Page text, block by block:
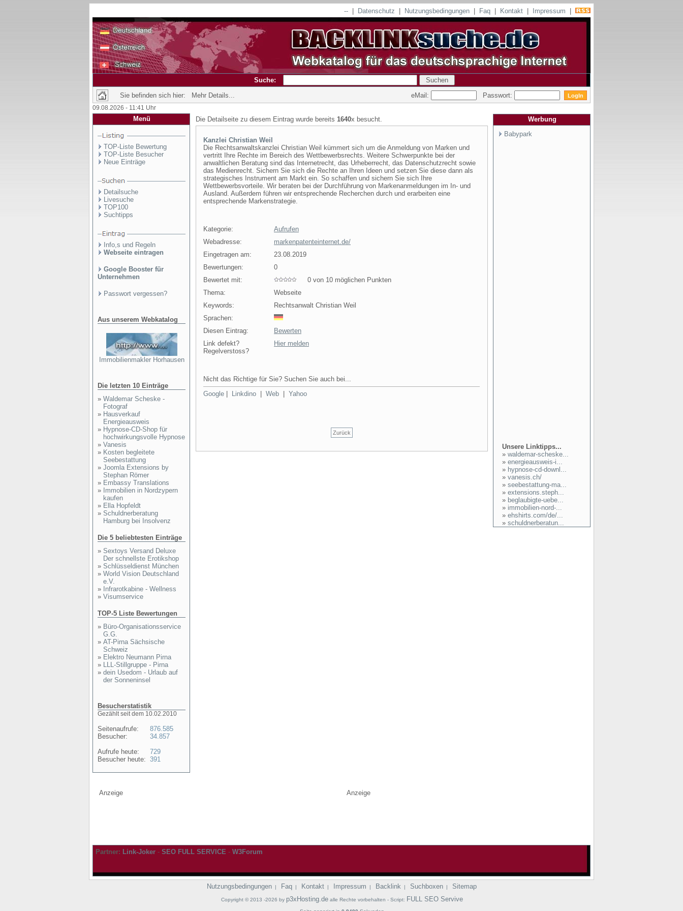
-- Datenschutz Nutzungsbedingungen Faq Kontakt Impressum
Suche:
Sie befinden sich hier: Mehr Details...
eMail: Passwort:
09.08.2026 - 11:41 Uhr
Menü
TOP-Liste Bewertung
TOP-Liste Besucher
Neue Einträge
Detailsuche
Livesuche
TOP100
Suchtipps
Info,s und Regeln
Webseite eintragen
Google Booster für
Unternehmen
Passwort vergessen?
Aus unserem Webkatalog
Immobilienmakler Horhausen
Die letzten 10 Einträge
» Waldemar Scheske -
Fotograf
» Hausverkauf
Energieausweis
» Hypnose-CD-Shop für
hochwirkungsvolle Hypnose
» Vanesis
» Kosten begleitete
Seebestattung
» Joomla Extensions by
Stephan Römer
» Embassy Translations
» Immobilien in Nordzypern
kaufen
» Ella Hopfeldt
» Schuldnerberatung
Hamburg bei Insolvenz
Die 5 beliebtesten Einträge
» Sextoys Versand Deluxe
Der schnellste Erotikshop
» Schlüsseldienst München
» World Vision Deutschland
e.V.
» Infrarotkabine - Wellness
» Visumservice
TOP-5 Liste Bewertungen
» Büro-Organisationsservice
G.G.
» AT-Pirna Sächsische
Schweiz
» Elektro Neumann Pirna
» LLL-Stillgruppe - Pirna
» dein Usedom - Urlaub auf
der Sonneninsel
Besucherstatistik
Gezählt seit dem 10.02.2010
Seitenaufrufe:
Besucher:
Aufrufe heute:
Besucher heute:
876.585
34.857
729
391
Die Detailseite zu diesem Eintrag wurde bereits 1640x besucht.
Kanzlei Christian Weil
Die Rechtsanwaltskanzlei Christian Weil kümmert sich um die Anmeldung von Marken und
vertritt Ihre Rechte im Bereich des Wettbewerbsrechts. Weitere Schwerpunkte bei der
anwaltlichen Beratung sind das Internetrecht, das Urheberrecht, das Datenschutzrecht sowie
das Medienrecht. Sichern Sie sich die Rechte an Ihren Ideen und setzen Sie diese dann als
strategisches Instrument am Markt ein. So schaffen und sichern Sie sich Ihre
Wettbewerbsvorteile. Wir beraten bei der Durchführung von Markenanmeldungen im In- und
Ausland. Außerdem führen wir entsprechende Recherchen durch und erarbeiten eine
entsprechende Markenstrategie.
Kategorie:
Aufrufen
Webadresse:
markenpatenteinternet.de/
Eingetragen am:
23.08.2019
Bewertungen:
0
Bewertet mit:
0 von 10 möglichen Punkten
Thema:
Webseite
Keywords:
Rechtsanwalt Christian Weil
Sprachen:
Diesen Eintrag:
Bewerten
Link defekt?
Regelverstoss?
Hier melden
Nicht das Richtige für Sie? Suchen Sie auch bei...
Google
Linkdino Web Yahoo
Zurück
Werbung
Babypark
Unsere Linktipps...
» waldemar-scheske...
» energieausweis-i...
» hypnose-cd-downl...
» vanesis.ch/
» seebestattung-ma...
» extensions.steph...
» beglaubigte-uebe...
» immobilien-nord-...
» ehshirts.com/de/...
» schuldnerberatun...
Anzeige Anzeige
Partner: Link-Joker - SEO FULL SERVICE - W3Forum
Nutzungsbedingungen | Faq | Kontakt | Impressum | Backlink | Suchboxen | Sitemap
Copyright © 2013 -2026 by p3xHosting.dealle Rechte vorbehalten - Script: FULL SEO Servive